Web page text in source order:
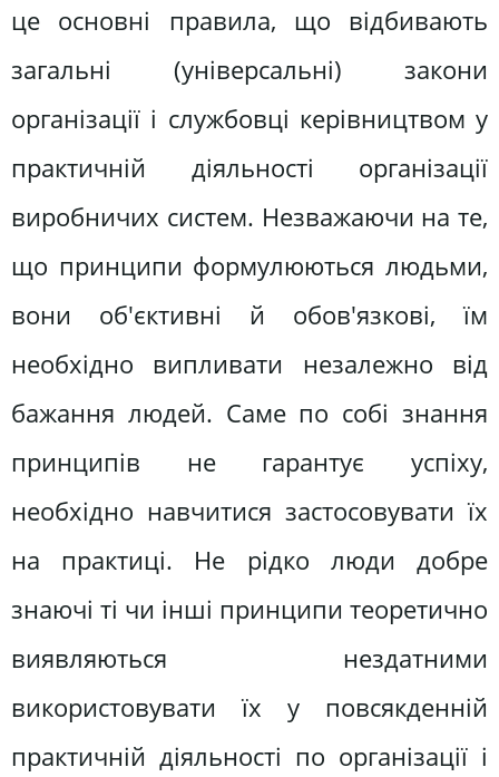
це основні правила, що відбивають
загальні (універсальні) закони
організації і службовці керівництвом у
практичній діяльності організації
виробничих систем. Незважаючи на те,
що принципи формулюються людьми,
вони об'єктивні й обов'язкові, їм
необхідно випливати незалежно від
бажання людей. Саме по собі знання
принципів не гарантує успіху,
необхідно навчитися застосовувати їх
на практиці. Не рідко люди добре
знаючі ті чи інші принципи теоретично
виявляються нездатними
використовувати їх у повсякденній
практичній діяльності по організації і